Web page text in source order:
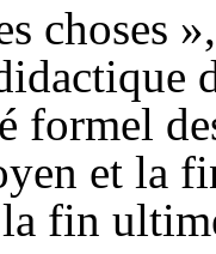
choses »,
formel
et la
fin